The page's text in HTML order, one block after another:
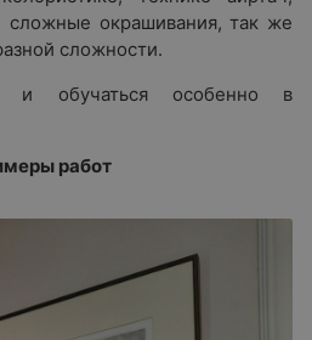
сложные окрашивания, так же
сложности.
и обучаться особенно в
работ